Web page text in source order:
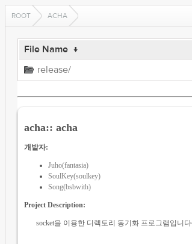
ROOT ACHA
File Name ↓
release/
acha:: acha
개발자:
Juho(fantasia)
SoulKey(soulkey)
Song(bsbwith)
Project Description:
socket을 이용한 디렉토리 동기화 프로그램입니